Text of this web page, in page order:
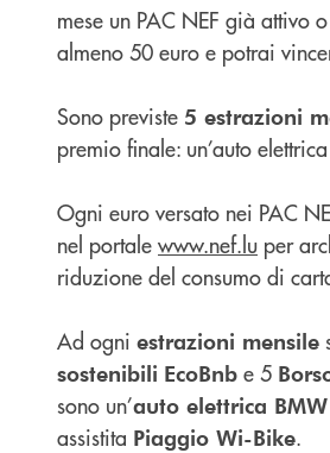
mese un PAC NEF già attivo o
almeno 50 euro e potrai
Sono previste 5 estrazioni
premio finale: un’auto
Ogni euro versato nei PAC
nel portale www.nef.lu per
riduzione del consumo di
Ad ogni estrazioni mensile
sostenibili EcoBnb e 5
sono un’auto elettrica
assistita Piaggio Wi-Bike.